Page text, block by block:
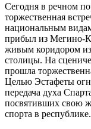
Сегодня в речном
торжественная
национальным
прибыл из Мегино-
живым коридором
столицы. На
прошла
Целью Эстафеты
передача духа
посвятивших свою
спорта в республике.